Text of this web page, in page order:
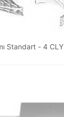
Standart - 4 CLY